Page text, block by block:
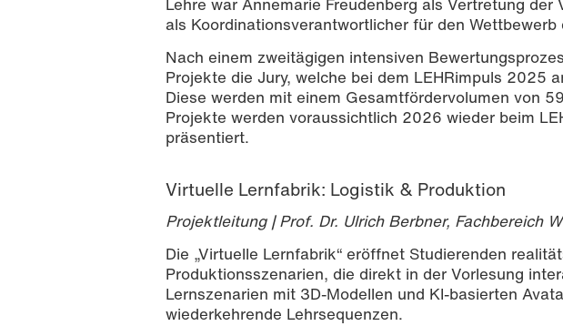
als Koordinationsverantwortlicher für den
Nach einem zweitägigen intensiven
Projekte die Jury, welche bei dem LEHRimpuls 2025
Diese werden mit einem Gesamtfördervolumen von
Projekte werden voraussichtlich 2026 wieder beim
präsentiert.
Virtuelle Lernfabrik: Logistik & Produktion
Projektleitung | Prof. Dr. Ulrich Berbner, Fachbereich
Die „Virtuelle Lernfabrik“ eröffnet Studierenden
Produktionsszenarien, die direkt in der Vorlesung
Lernszenarien mit 3D-Modellen und KI-basierten
wiederkehrende Lehrsequenzen.